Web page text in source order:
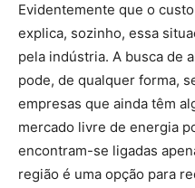
Evidentemente que o
explica, sozinho, essa
pela indústria. A busca de
pode, de qualquer forma,
empresas que ainda têm
mercado livre de energia
encontram-se ligadas
região é uma opção para